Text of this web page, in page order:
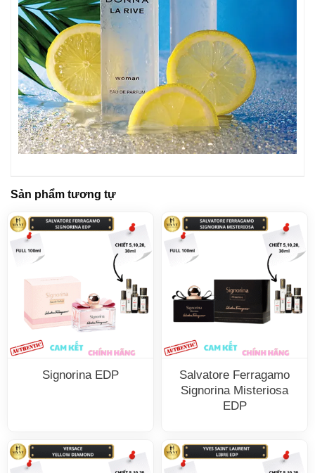
Sản phẩm tương tự
Signorina EDP
Salvatore Ferragamo
Signorina Misteriosa
EDP